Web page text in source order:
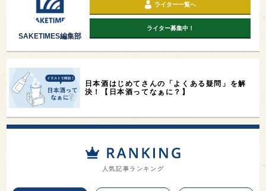
SAKETIMES編集部
ライター一覧へ
ライター募集中！
日本酒はじめてさんの「よくある疑問」を解
決！【日本酒ってなぁに？】
人気記事ランキング